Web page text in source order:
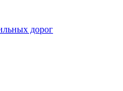
дорог